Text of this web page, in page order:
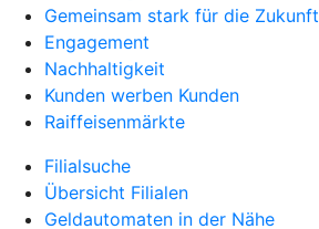
Gemeinsam stark für die Zukunft
Engagement
Nachhaltigkeit
Kunden werben Kunden
Raiffeisenmärkte
Filialsuche
Übersicht Filialen
Geldautomaten in der Nähe